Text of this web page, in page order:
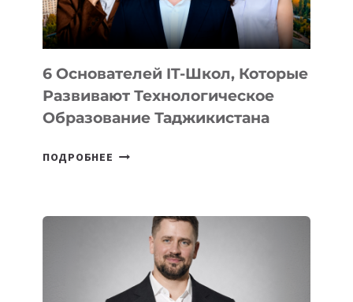
OPENAI
6 Основателей IT-Школ, Которые
Развивают Технологическое
Образование Таджикистана
ПОДРОБНЕЕ
КОТОРЫЕ
РАЗВИВАЮТ
ТЕХНОЛОГИЧЕСКОЕ
ОБРАЗОВАНИЕ